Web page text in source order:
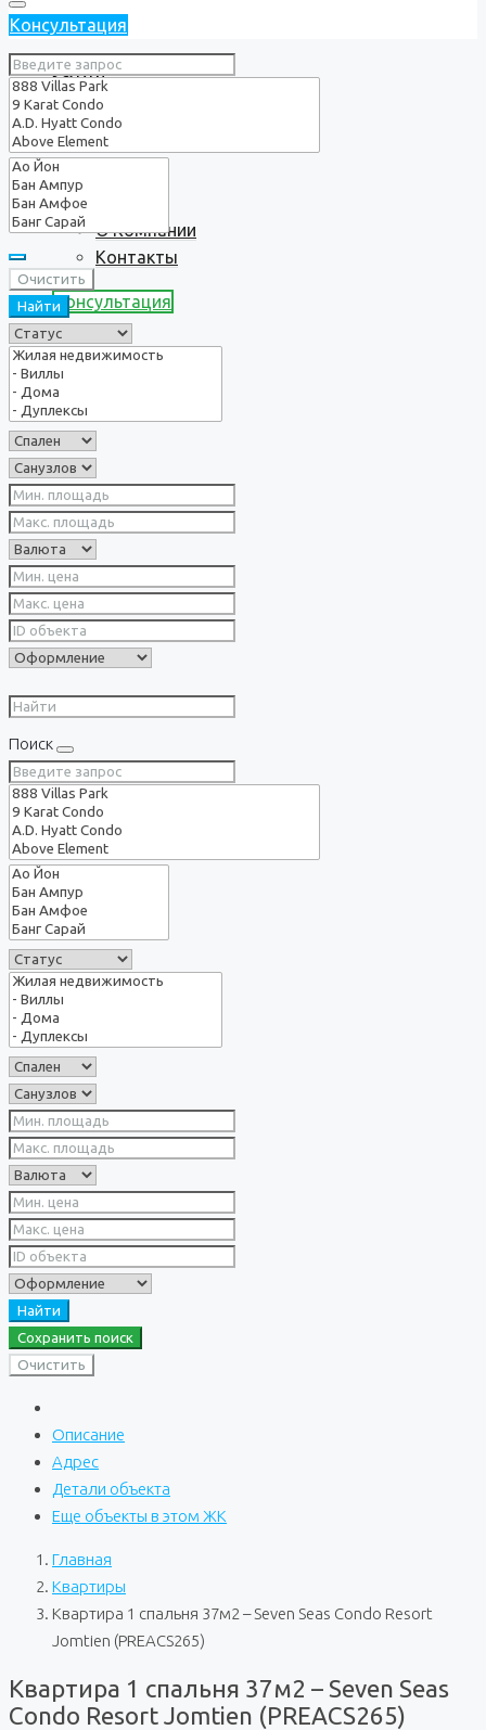
Услуги
О нас
О Компании
Контакты
Консультация
Консультация
Очистить
Найти
Поиск
Найти
Сохранить поиск
Очистить
Описание
Адрес
Детали объекта
Еще объекты в этом ЖК
Главная
Квартиры
Квартира 1 спальня 37м2 – Seven Seas Condo Resort
Jomtien (PREACS265)
Квартира 1 спальня 37м2 – Seven Seas
Condo Resort Jomtien (PREACS265)